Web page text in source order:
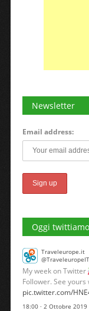
Newsletter
Email address:
Oggi
Traveleurope.it
@TraveleuropeIT
My week on Twitter
Follower. See yours
pic.twitter.com/
18:00 · 2 Ottobre 2019